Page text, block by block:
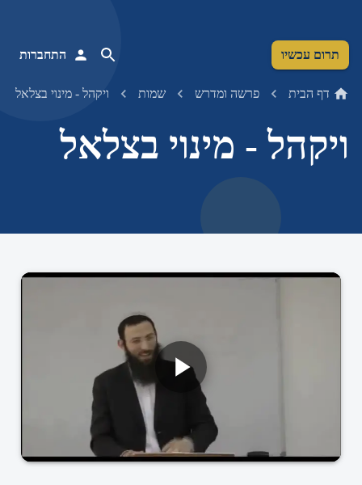
תרום עכשיו התחברות
דף הבית פרשה ומדרש שמות ויקהל - מינוי בצלאל
ויקהל - מינוי בצלאל